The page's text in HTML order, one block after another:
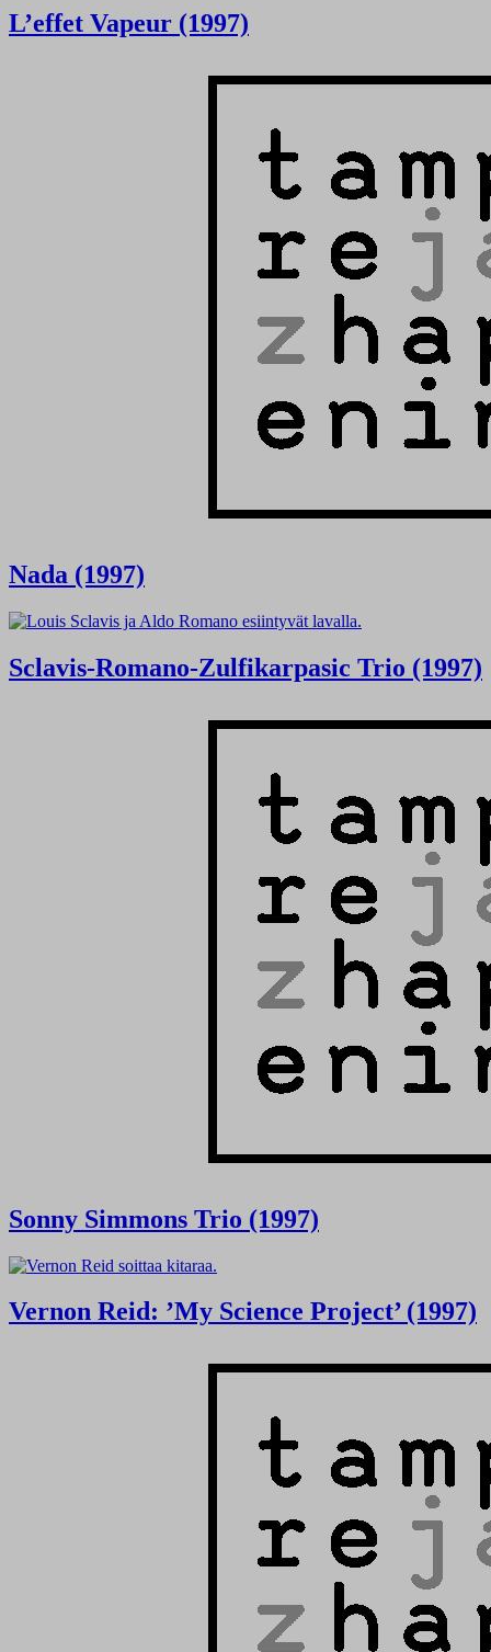
L’effet Vapeur (1997)
Nada (1997)
Sclavis-Romano-Zulfikarpasic Trio (1997)
Sonny Simmons Trio (1997)
Vernon Reid: ’My Science Project’ (1997)